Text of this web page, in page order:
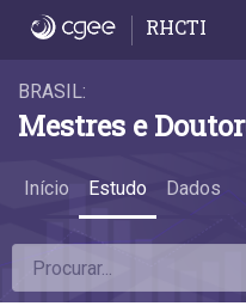
3.5 Diferenças na
RHCTI
BRASIL:
Mestres e
Início Estudo Dados